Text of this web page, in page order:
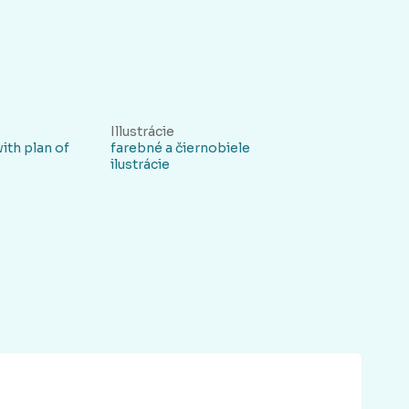
plan of
Illustrácie
farebné a čiernobiele
ilustrácie